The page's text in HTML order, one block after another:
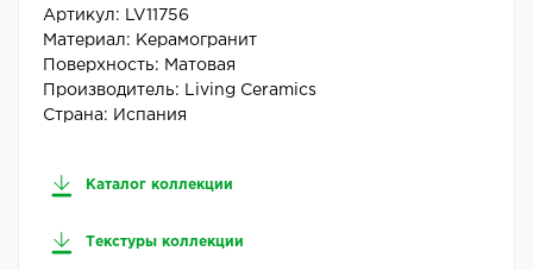
Артикул:
LV11756
Материал: Керамогранит
Поверхность: Матовая
Производитель:
Living Ceramics
Страна: Испания
Каталог коллекции
Текстуры коллекции